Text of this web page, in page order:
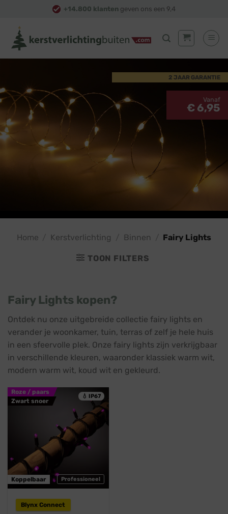
content
+14.800 klanten geven ons een 9,4
2 JAAR GARANTIE
Vanaf
€ 6,95
Home Kerstverlichting Binnen Fairy Lights
TOON FILTERS
Fairy Lights kopen?
Ontdek nu onze uitgebreide collectie fairy lights en
verander je woonkamer, tuin, terras of zelf je hele huis
in een sfeervolle plek. Onze fairy lights zijn verkrijgbaar
in verschillende kleuren, waaronder klassiek warm wit,
modern warm wit, koud wit en gekleurd.
💧 IP67
Roze / paars
Zwart snoer
Professioneel
Koppelbaar
Blynx Connect